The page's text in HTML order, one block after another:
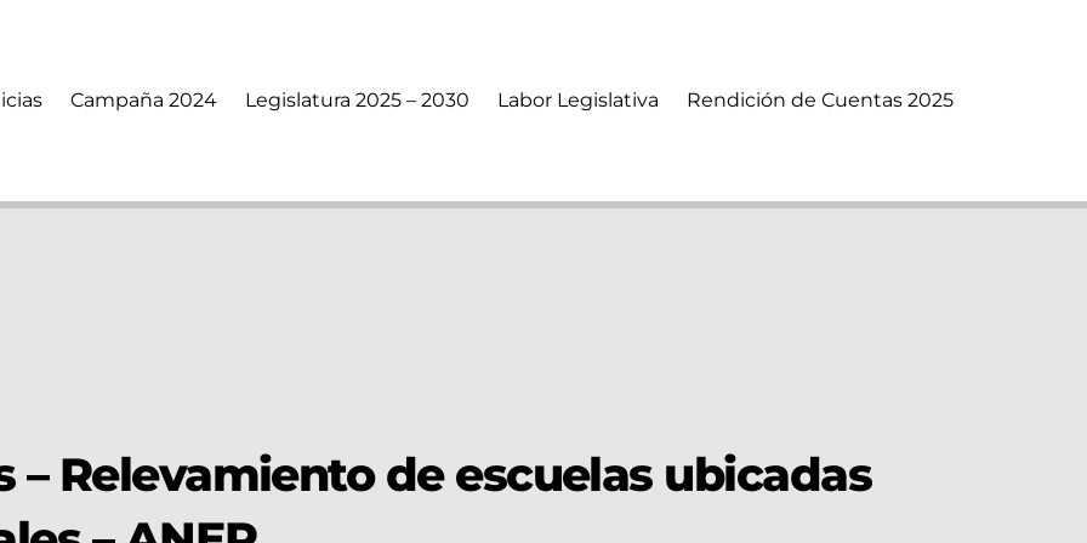
Campaña 2024 Legislatura 2025 – 2030 Labor Legislativa Rendición de Cuentas 2025
Relevamiento de escuelas ubicadas